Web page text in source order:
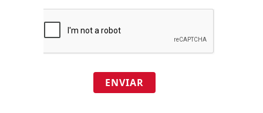
ENVIAR